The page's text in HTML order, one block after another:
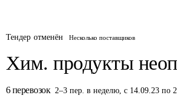
Тендер отменён Несколько поставщиков
Хим. продукты
6 перевозок 2–3 пер. в неделю,с 14.09.23 по